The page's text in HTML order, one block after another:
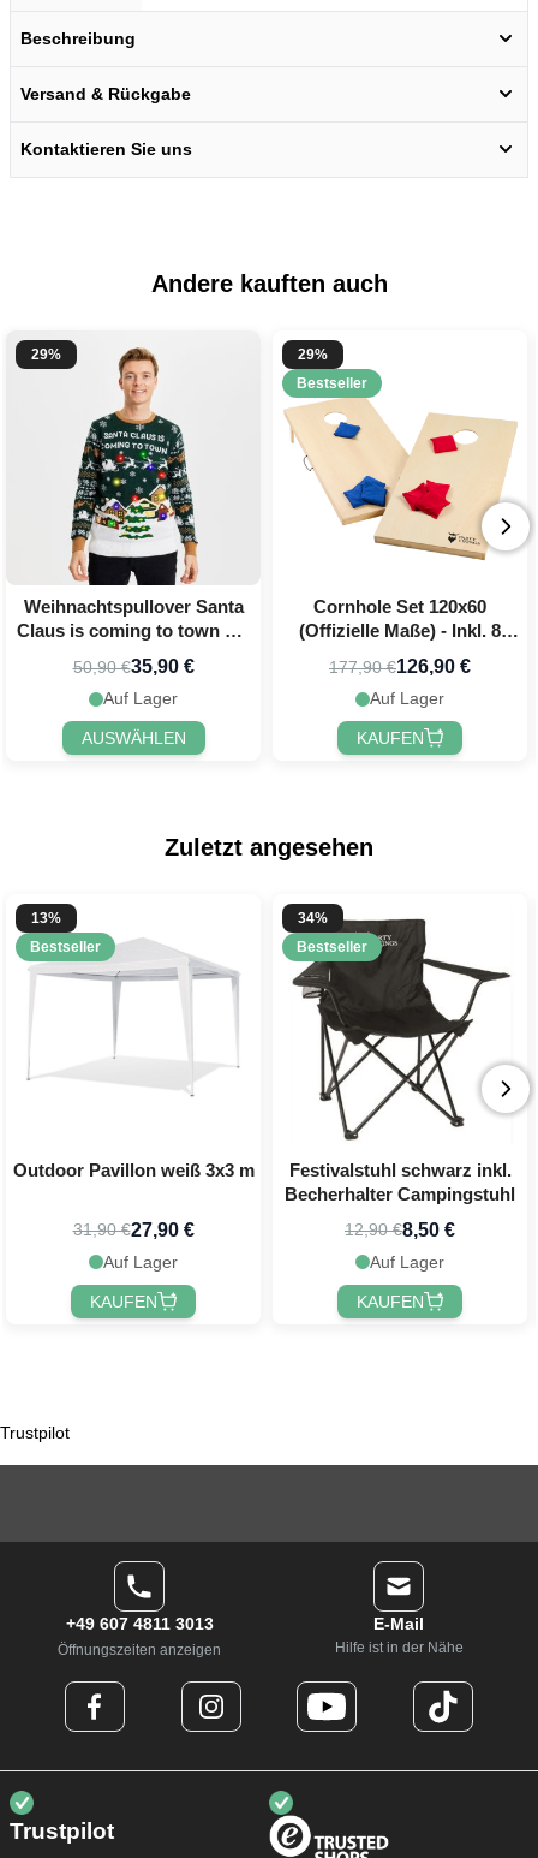
Beschreibung
Versand & Rückgabe
Kontaktieren Sie uns
Andere kauften auch
29%
Weihnachtspullover Santa
Claus is coming to town mit
LED
50,90 €35,90 €
Auf Lager
AUSWÄHLEN
29%
Bestseller
Cornhole Set 120x60
(Offizielle Maße) - Inkl. 8
Wurfbeutel PartyVikings
177,90 €126,90 €
Auf Lager
KAUFEN
Zuletzt angesehen
13%
Bestseller
Outdoor Pavillon weiß 3x3 m
31,90 €27,90 €
Auf Lager
KAUFEN
34%
Bestseller
Festivalstuhl schwarz inkl.
Becherhalter Campingstuhl
12,90 €8,50 €
Auf Lager
KAUFEN
Trustpilot
+49 607 4811 3013
Öffnungszeiten anzeigen
E-Mail
Hilfe ist in der Nähe
Trustpilot